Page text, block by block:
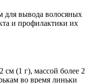
для вывода волосяных
и профилактики их
см (1 г), массой более 2
во время линьки